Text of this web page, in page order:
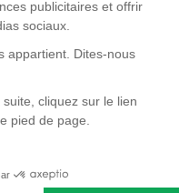
publicitaires et offrir
sociaux.
appartient. Dites-nous
cliquez sur le lien
pied de page.